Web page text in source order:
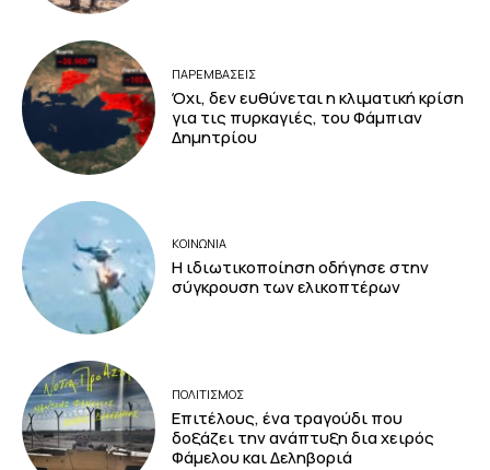
ΠΑΡΕΜΒΑΣΕΙΣ
Όχι, δεν ευθύνεται η κλιματική κρίση
για τις πυρκαγιές, του Φάμπιαν
Δημητρίου
ΚΟΙΝΩΝΙΑ
Η ιδιωτικοποίηση οδήγησε στην
σύγκρουση των ελικοπτέρων
ΠΟΛΙΤΙΣΜΟΣ
Επιτέλους, ένα τραγούδι που
δοξάζει την ανάπτυξη δια χειρός
Φάμελου και Δεληβοριά